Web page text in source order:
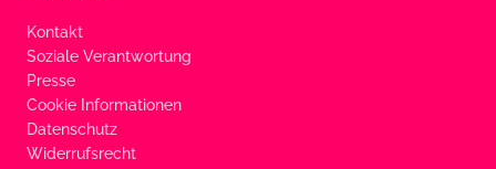
Kontakt
Soziale Verantwortung
Presse
Cookie Informationen
Datenschutz
Widerrufsrecht